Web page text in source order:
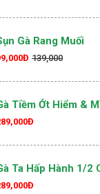
Gà Rang Muối
139,000
Tiềm Ớt Hiểm &
Ta Hấp Hành 1/2